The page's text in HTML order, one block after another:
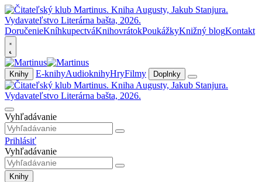
DoručenieKníhkupectváKnihovrátokPoukážkyKnižný blogKontakt
Knihy E-knihyAudioknihyHryFilmy Doplnky
Vyhľadávanie
Prihlásiť
Vyhľadávanie
Knihy